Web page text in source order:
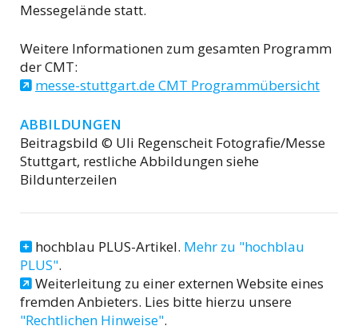
Messegelände statt.
Weitere Informationen zum gesamten Programm
der CMT:
messe-stuttgart.de CMT Programmübersicht
ABBILDUNGEN
Beitragsbild © Uli Regenscheit Fotografie/Messe
Stuttgart, restliche Abbildungen siehe
Bildunterzeilen
hochblau PLUS-Artikel. Mehr zu "hochblau
PLUS".
Weiterleitung zu einer externen Website eines
fremden Anbieters. Lies bitte hierzu unsere
"Rechtlichen Hinweise".